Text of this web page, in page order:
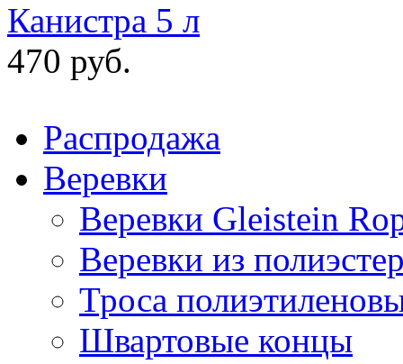
Канистра 5 л
470 руб.
Распродажа
Веревки
Веревки Gleistein
Веревки из
Троса
Швартовые концы